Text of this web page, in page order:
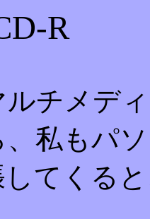
R
チメデ
私もパ
してくる